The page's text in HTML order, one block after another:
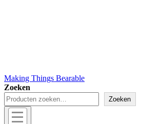
Making Things Bearable
Zoeken
Zoeken
Hoofd
navigatie